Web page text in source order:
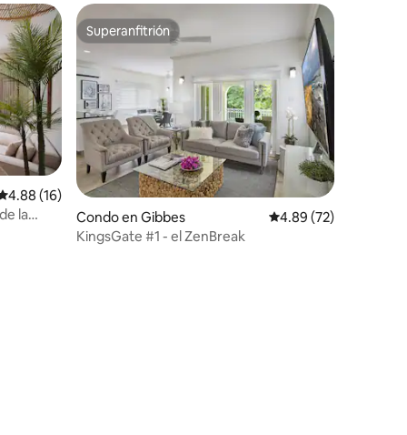
promedio: 4.88 de 5, 16 reseñas
4.88 (16)
la
Superanfitrión
Superanfitrión
Condo en Gibbes Calificación
4.89 (72)
KingsGate #1 - el ZenBreak